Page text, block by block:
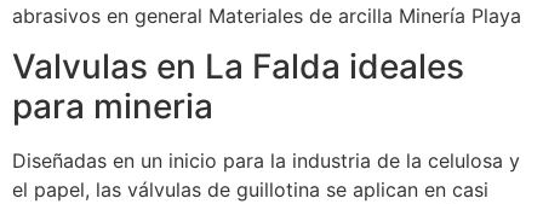
abrasivos en general Materiales de arcilla Minería Playa
Valvulas en La Falda ideales
para mineria
Diseñadas en un inicio para la industria de la celulosa y
el papel, las válvulas de guillotina se aplican en casi